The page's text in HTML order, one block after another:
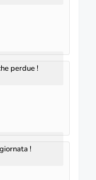
perdue !
!